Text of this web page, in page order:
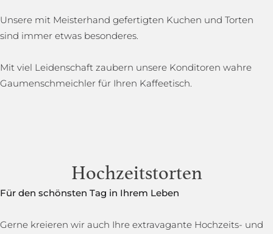
Unsere mit Meisterhand gefertigten Kuchen und Torten
sind immer etwas besonderes.
Mit viel Leidenschaft zaubern unsere Konditoren wahre
Gaumenschmeichler für Ihren Kaffeetisch.
Hochzeitstorten
Für den schönsten Tag in Ihrem Leben
Gerne kreieren wir auch Ihre extravagante Hochzeits- und